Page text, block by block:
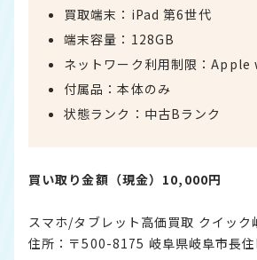
買取端末：iPad 第6世代
端末容量：128GB
ネットワーク利用制限：
付属品：本体のみ
状態ランク：中古Bランク
買い取り金額（現金）10,000円
スマホ/タブレット高価買取 クイック
住所：〒500-8175 岐阜県岐阜市長住